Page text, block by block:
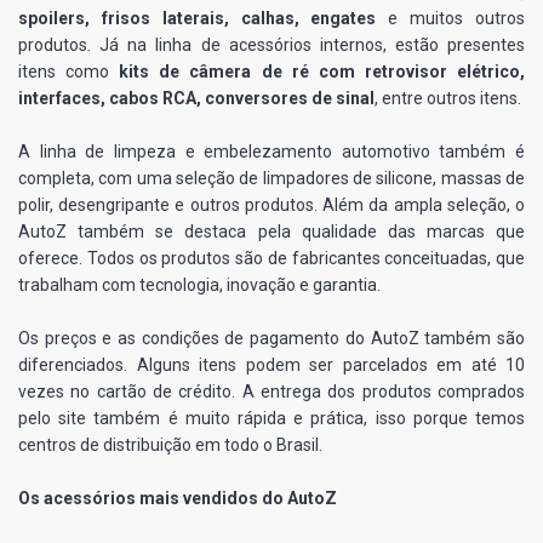
spoilers, frisos laterais, calhas, engates e muitos outros
produtos. Já na linha de acessórios internos, estão presentes
itens como
kits de câmera de ré com retrovisor elétrico,
interfaces, cabos RCA, conversores de sinal , entre outros itens.
A linha de limpeza e embelezamento automotivo também é
completa, com uma seleção de limpadores de silicone, massas de
polir, desengripante e outros produtos. Além da ampla seleção, o
AutoZ também se destaca pela qualidade das marcas que
oferece. Todos os produtos são de fabricantes conceituadas, que
trabalham com tecnologia, inovação e garantia.
Os preços e as condições de pagamento do AutoZ também são
diferenciados. Alguns itens podem ser parcelados em até 10
vezes no cartão de crédito. A entrega dos produtos comprados
pelo site também é muito rápida e prática, isso porque temos
centros de distribuição em todo o Brasil.
Os acessórios mais vendidos do AutoZ